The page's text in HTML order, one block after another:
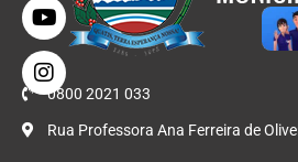
0800 2021 033
Rua Professora Ana Ferreira de